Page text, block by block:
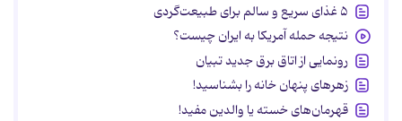
۵ غذای سریع و سالم برای طبیعت‌گردی
نتیجه حمله آمریکا به ایران چیست؟
رونمایی از اتاق برق جدید تبیان
زهرهای پنهان خانه را بشناسید!
قهرمان‌های خسته یا والدین مفید!